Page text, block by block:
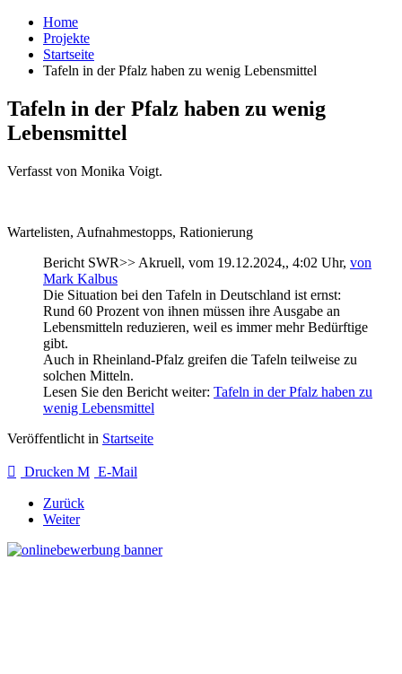
Home
Projekte
Startseite
Tafeln in der Pfalz haben zu wenig Lebensmittel
Tafeln in der Pfalz haben zu wenig
Lebensmittel
Verfasst von Monika Voigt.
Wartelisten, Aufnahmestopps, Rationierung
Bericht SWR>> Akruell, vom 19.12.2024,, 4:02 Uhr, von
Mark Kalbus
Die Situation bei den Tafeln in Deutschland ist ernst:
Rund 60 Prozent von ihnen müssen ihre Ausgabe an
Lebensmitteln reduzieren, weil es immer mehr Bedürftige
gibt.
Auch in Rheinland-Pfalz greifen die Tafeln teilweise zu
solchen Mitteln.
Lesen Sie den Bericht weiter: Tafeln in der Pfalz haben zu
wenig Lebensmittel
Veröffentlicht in Startseite
Drucken E-Mail
Zurück
Weiter